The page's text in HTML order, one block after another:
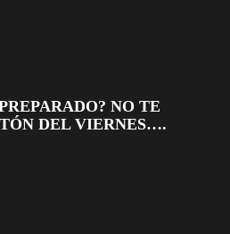
NO TE
DEL VIERNES….